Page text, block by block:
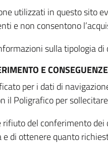
utilizzati in questo sito
e non consentono
sulla tipologia
E
per i dati di
il Poligrafico per
rifiuto del conferimento
di ottenere quanto